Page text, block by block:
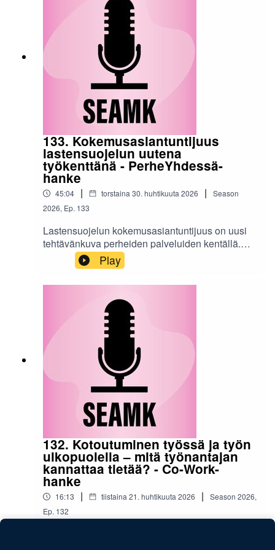
kokemusasiantuntijuus muuttaa työyhteisöjä.
Suuntaamme ajatusta myös tulevaan, kuinka
tehtävänkuva kehittyy ja onko kyseessä sittenkin
vain tarpeellinen vaihe?Podcastin tekstivastine
»Podcast on toteutettu Perheiden
jälleenyhdistäminen ja kokemustoimijuus
monitoimijaisessa lastensuojelussa -hankkeen
toimesta. Hanke on Euroopan Unionin
osarahoittama.Podcastin tekijät:Fanny
NortamoTino Virtaniemi
133. Kokemusasiantuntijuus
lastensuojelun uutena
työkenttänä - PerheYhdessä-
hanke
45:04 | torstaina 30. huhtikuuta 2026 |
Season
2026, Ep. 133
Lastensuojelun kokemusasiantuntijuus on uusi
tehtävänkuva perheiden palveluiden kentällä.
Mitä kokemusasiantuntijuus tuo asiakkuuteen,
millaisia valmiuksia yhteistyö edellyttää
ammattilaiselta ja kokemusasiantuntijalta
sosiaalityöntekijä ja kokemusasiantuntija
keskustelevat aiheesta. Podcastin tekstivastine
»Podcast on toteutettu Perheiden
jälleenyhdistäminen ja kokemustoimijuus
monitoimijaisessa lastensuojelussa -hankkeen
toimesta. Hanke on Euroopan Unionin
osarahoittama.Podcastin tekijät:Fanny
NortamoTino Virtaniemi
Play
132. Kotoutuminen työssä ja työn
ulkopuolella – mitä työnantajan
kannattaa tietää? - Co-Work-
hanke
16:13 | tiistaina 21. huhtikuuta 2026 | Season 2026,
Ep. 132